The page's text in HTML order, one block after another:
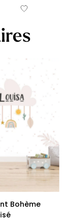
Bohème